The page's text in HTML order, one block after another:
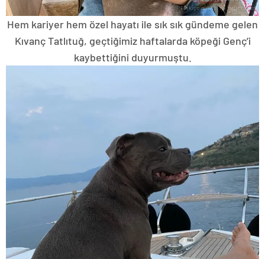
Hem kariyer hem özel hayatı ile sık sık gündeme gelen
Kıvanç Tatlıtuğ, geçtiğimiz haftalarda köpeği Genç’i
kaybettiğini duyurmuştu.